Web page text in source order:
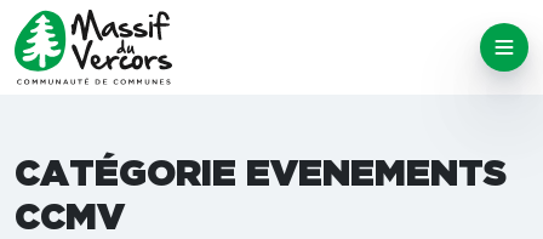
CATÉGORIE EVENEMENTS
CCMV